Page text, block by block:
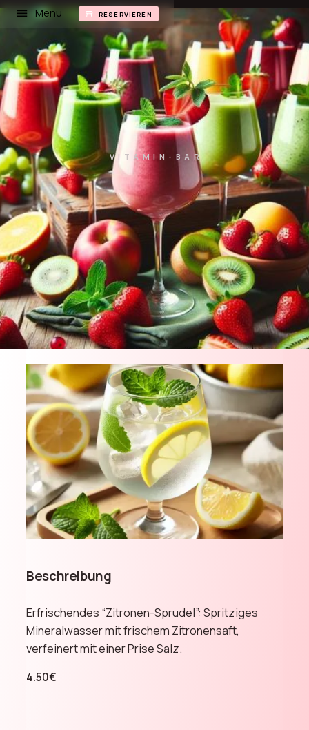
Menu RESERVIEREN
VITAMIN-BAR
Beschreibung
Erfrischendes “Zitronen-Sprudel”: Spritziges
Mineralwasser mit frischem Zitronensaft,
verfeinert mit einer Prise Salz.
4.50€